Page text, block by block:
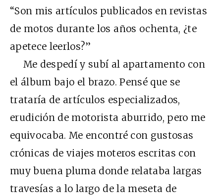
“Son mis artículos publicados en revistas
de motos durante los años ochenta, ¿te
apetece leerlos?”
Me despedí y subí al apartamento con
el álbum bajo el brazo. Pensé que se
trataría de artículos especializados,
erudición de motorista aburrido, pero me
equivocaba. Me encontré con gustosas
crónicas de viajes moteros escritas con
muy buena pluma donde relataba largas
travesías a lo largo de la meseta de